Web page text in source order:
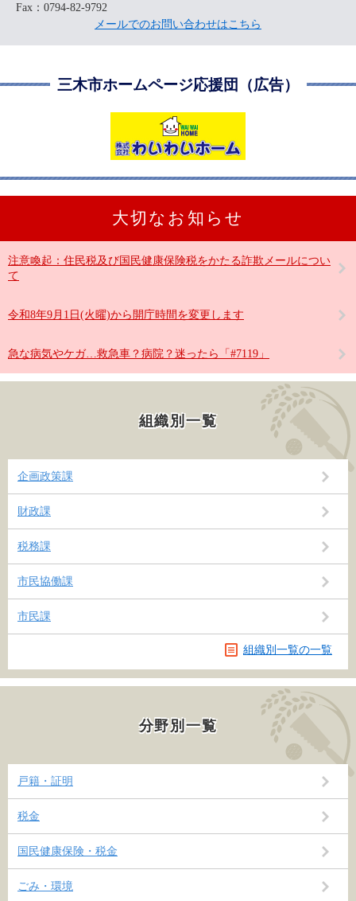
Fax：0794-82-9792
メールでのお問い合わせはこちら
三木市ホームページ応援団（広告）
大切なお知らせ
注意喚起：住民税及び国民健康保険税をかたる詐欺メールについ
て
令和8年9月1日(火曜)から開庁時間を変更します
急な病気やケガ…救急車？病院？迷ったら「#7119」
組織別一覧
企画政策課
財政課
税務課
市民協働課
市民課
組織別一覧の一覧
分野別一覧
戸籍・証明
税金
国民健康保険・税金
ごみ・環境